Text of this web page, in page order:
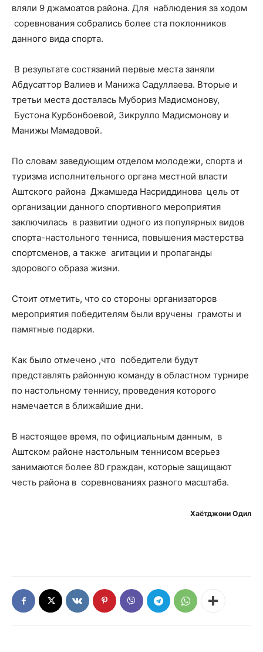
вляли 9 джамоатов района. Для наблюдения за ходом
соревнования собрались более ста поклонников
данного вида спорта.
В результате состязаний первые места заняли
Абдусаттор Валиев и Манижа Садуллаева. Вторые и
третьи места досталась Мубориз Мадисмонову,
Бустона Курбонбоевой, Зикрулло Мадисмонову и
Манижы Мамадовой.
По словам заведующим отделом молодежи, спорта и
туризма исполнительного органа местной власти
Аштского района Джамшеда Насриддинова цель от
организации данного спортивного мероприятия
заключилась в развитии одного из популярных видов
спорта-настольного тенниса, повышения мастерства
спортсменов, а также агитации и пропаганды
здорового образа жизни.
Стоит отметить, что со стороны организаторов
мероприятия победителям были вручены грамоты и
памятные подарки.
Как было отмечено ,что победители будут
представлять районную команду в областном турнире
по настольному теннису, проведения которого
намечается в ближайшие дни.
В настоящее время, по официальным данным, в
Аштском районе настольным теннисом всерьез
занимаются более 80 граждан, которые защищают
честь района в соревнованиях разного масштаба.
Хаётджони Одил